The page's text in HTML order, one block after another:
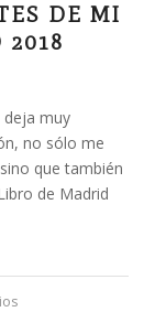
DE MI
2018
muy
no sólo me
que también
de Madrid